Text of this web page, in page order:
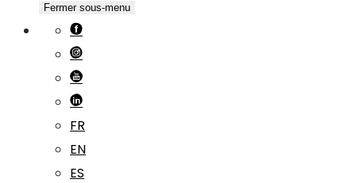
Fermer sous-menu
FR
EN
ES